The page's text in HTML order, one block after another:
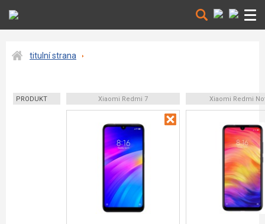
titulní strana
PRODUKT Xiaomi Redmi 7 Xiaomi Redmi